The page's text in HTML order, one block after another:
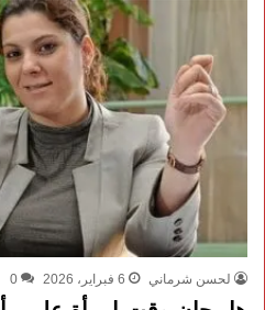
لحسن شرماني 6 فبراير، 2026 0